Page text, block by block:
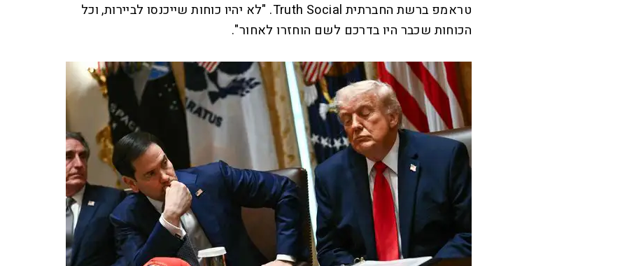
טראמפ ברשת החברתית Truth Social. "לא יהיו כוחות שייכנסו לביירות, וכל
הכוחות שכבר היו בדרכם לשם הוחזרו לאחור".